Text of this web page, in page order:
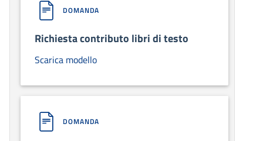
DOMANDA
Richiesta contributo libri di testo
Scarica modello
DOMANDA